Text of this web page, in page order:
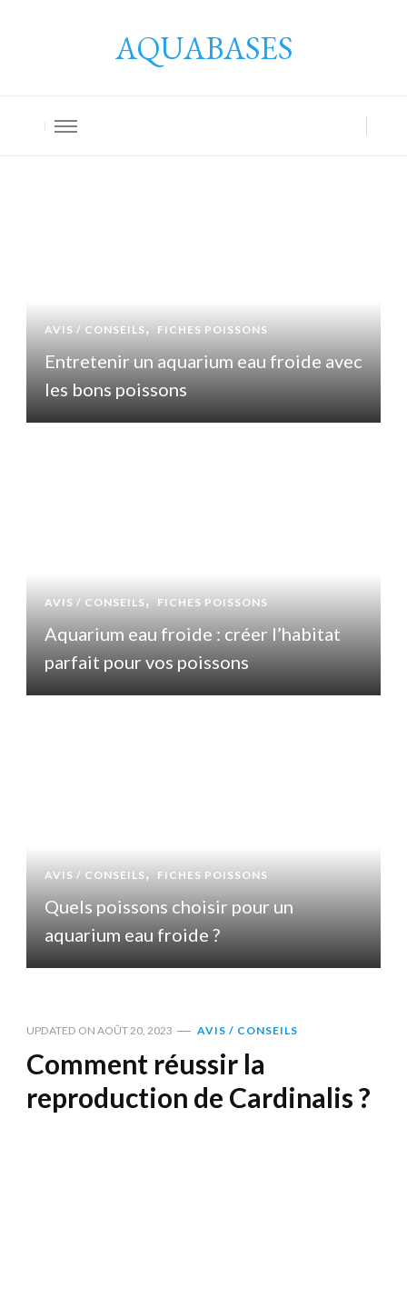
AQUABASES
AVIS / CONSEILS FICHES POISSONS
Entretenir un aquarium eau froide avec
les bons poissons
AVIS / CONSEILS FICHES POISSONS
Aquarium eau froide : créer l’habitat
parfait pour vos poissons
AVIS / CONSEILS FICHES POISSONS
Quels poissons choisir pour un
aquarium eau froide ?
UPDATED ON AOÛT 20, 2023 AVIS / CONSEILS
Comment réussir la
reproduction de Cardinalis ?